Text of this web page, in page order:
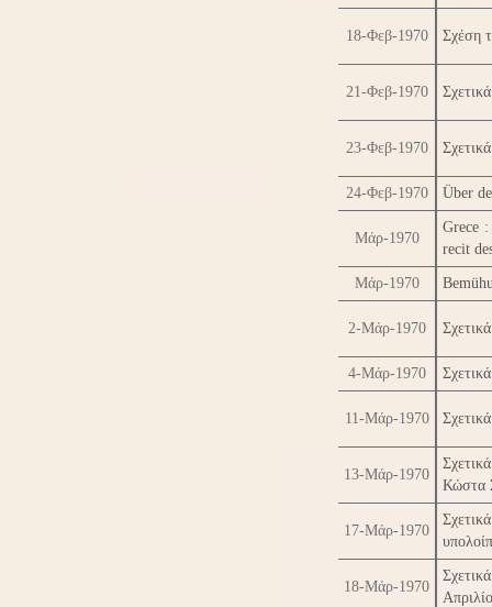
18-Φεβ-1970 Σχέση
21-Φεβ-1970
23-Φεβ-1970
24-Φεβ-1970 Über
Μάρ-1970
Grece :
recit
Μάρ-1970
2-Μάρ-1970
4-Μάρ-1970
11-Μάρ-1970
13-Μάρ-1970
Κώστα
17-Μάρ-1970
18-Μάρ-1970